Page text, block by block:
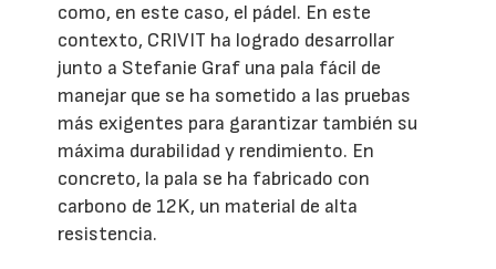
como, en este caso, el pádel. En este
contexto, CRIVIT ha logrado desarrollar
junto a Stefanie Graf una pala fácil de
manejar que se ha sometido a las pruebas
más exigentes para garantizar también su
máxima durabilidad y rendimiento. En
concreto, la pala se ha fabricado con
carbono de 12K, un material de alta
resistencia.